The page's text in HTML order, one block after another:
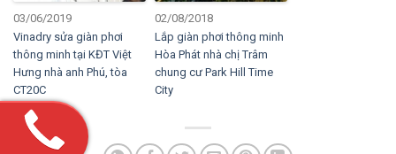
03/06/2019
Vinadry sửa giàn phơi
thông minh tại KĐT Việt
Hưng nhà anh Phú, tòa
CT20C
02/08/2018
Lắp giàn phơi thông minh
Hòa Phát nhà chị Trâm
chung cư Park Hill Time
City